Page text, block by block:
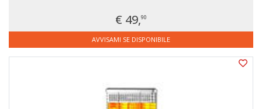
€ 49,90
AVVISAMI SE DISPONIBILE